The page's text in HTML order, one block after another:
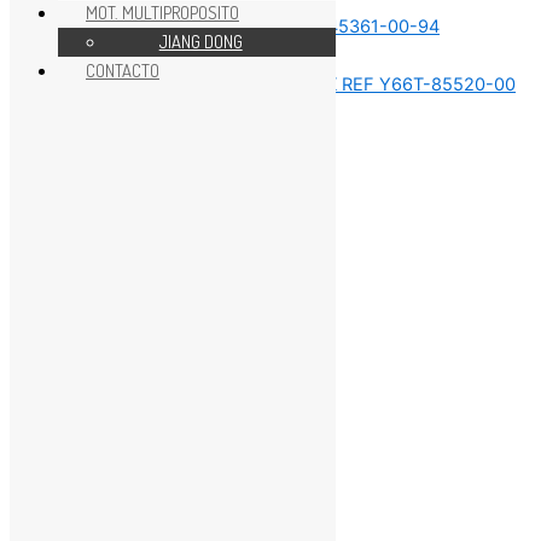
Sin categorizar
MOT. MULTIPROPOSITO
JIANG DONG
CONTACTO